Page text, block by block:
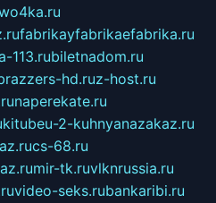
fabrikayfabrikaefabrika.ru
113.rubiletnadom.ru
hd.ruz-host.ru
naperekate.ru
kitubeu-2-kuhnyanazakaz.ru
cs-68.ru
mir-tk.ruvlknrussia.ru
video-seks.rubankaribi.ru